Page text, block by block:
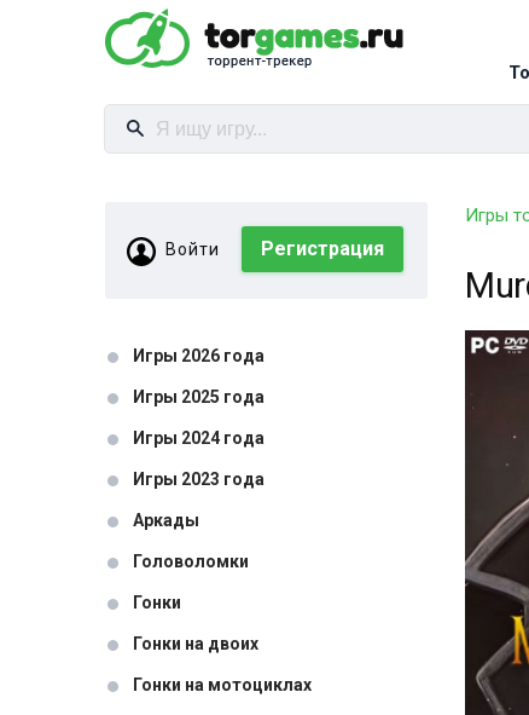
Войти Регистрация
Игры 2026 года
Игры 2025 года
Игры 2024 года
Игры 2023 года
Аркады
Головоломки
Гонки
Гонки на двоих
Гонки на мотоциклах
Игры